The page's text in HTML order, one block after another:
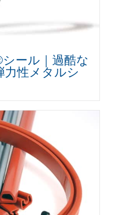
ール｜過酷な
力性メタルシ